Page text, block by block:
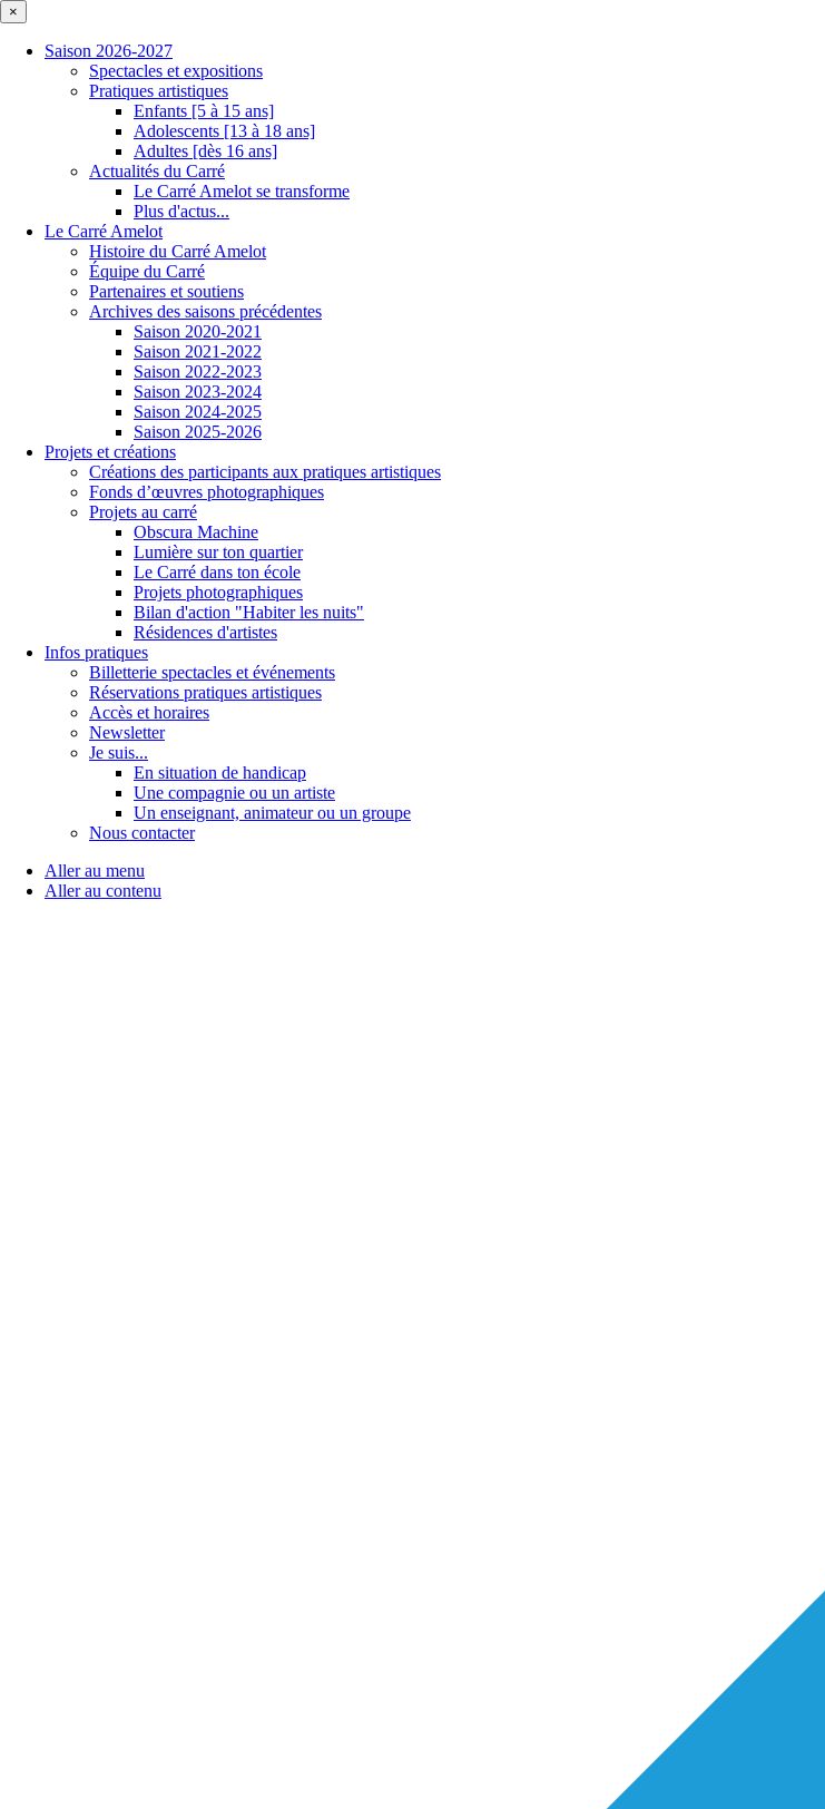
×
Saison 2026-2027
Spectacles et expositions
Pratiques artistiques
Enfants [5 à 15 ans]
Adolescents [13 à 18 ans]
Adultes [dès 16 ans]
Actualités du Carré
Le Carré Amelot se transforme
Plus d'actus...
Le Carré Amelot
Histoire du Carré Amelot
Équipe du Carré
Partenaires et soutiens
Archives des saisons précédentes
Saison 2020-2021
Saison 2021-2022
Saison 2022-2023
Saison 2023-2024
Saison 2024-2025
Saison 2025-2026
Projets et créations
Créations des participants aux pratiques artistiques
Fonds d’œuvres photographiques
Projets au carré
Obscura Machine
Lumière sur ton quartier
Le Carré dans ton école
Projets photographiques
Bilan d'action "Habiter les nuits"
Résidences d'artistes
Infos pratiques
Billetterie spectacles et événements
Réservations pratiques artistiques
Accès et horaires
Newsletter
Je suis...
En situation de handicap
Une compagnie ou un artiste
Un enseignant, animateur ou un groupe
Nous contacter
Aller au menu
Aller au contenu